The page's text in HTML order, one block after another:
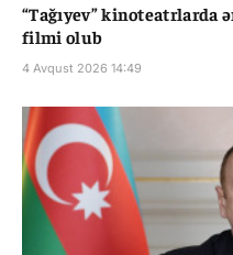
“Tağıyev” kinoteatrlarda
filmi olub
4 Avqust 2026 14:49